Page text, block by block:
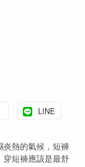
LINE
炎熱的氣候，短褲
穿短褲應該是最舒